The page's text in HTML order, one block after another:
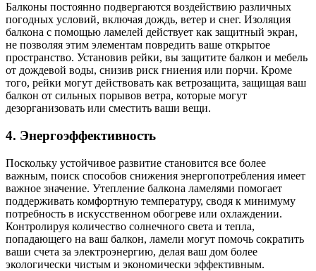
Балконы постоянно подвергаются воздействию различных
погодных условий, включая дождь, ветер и снег. Изоляция
балкона с помощью ламелей действует как защитный экран,
не позволяя этим элементам повредить ваше открытое
пространство. Установив рейки, вы защитите балкон и мебель
от дождевой воды, снизив риск гниения или порчи. Кроме
того, рейки могут действовать как ветрозащита, защищая ваш
балкон от сильных порывов ветра, которые могут
дезорганизовать или сместить ваши вещи.
4. Энергоэффективность
Поскольку устойчивое развитие становится все более
важным, поиск способов снижения энергопотребления имеет
важное значение. Утепление балкона ламелями помогает
поддерживать комфортную температуру, сводя к минимуму
потребность в искусственном обогреве или охлаждении.
Контролируя количество солнечного света и тепла,
попадающего на ваш балкон, ламели могут помочь сократить
ваши счета за электроэнергию, делая ваш дом более
экологически чистым и экономически эффективным.